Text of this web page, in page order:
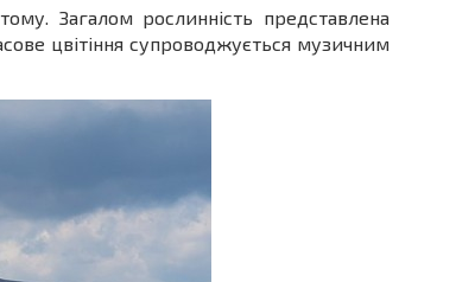
Загалом рослинність представлена
цвітіння супроводжується музичним